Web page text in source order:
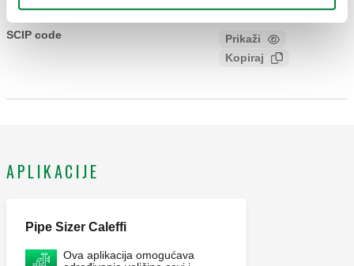
CALEFFI, 662000. Diferencijalni by-pass. Fiksno podešen
na 20 kPa (2000 mm v. s.) sa fleksibilnim crevom. Za
razdelnike serije 662. Priključak 1: G 3/4" (ISO 228-1) ŽN,
SCIP code
Prikaži
Kopiraj
APLIKACIJE
Pipe Sizer Caleffi
Ova aplikacija omogućava